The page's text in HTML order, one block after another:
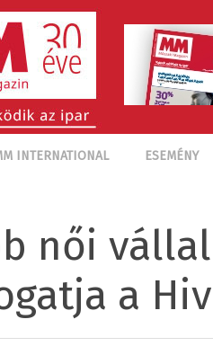
INTERNATIONAL ESEMÉNY
női
a